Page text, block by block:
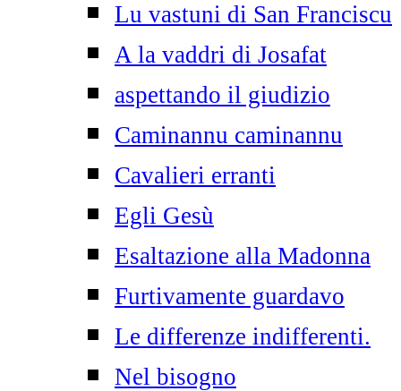
Lu vastuni di San Franciscu
A la vaddri di Josafat
aspettando il giudizio
Caminannu caminannu
Cavalieri erranti
Egli Gesù
Esaltazione alla Madonna
Furtivamente guardavo
Le differenze indifferenti.
Nel bisogno